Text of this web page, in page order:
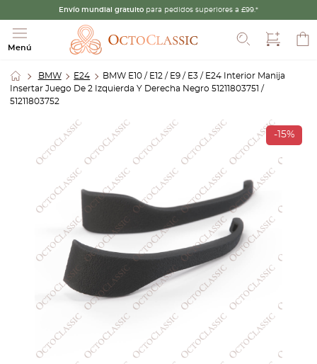
Envío mundial gratuito para pedidos superiores a £99.*
Menú
BMW E24
BMW E10 / E12 / E9 / E3 / E24 Interior Manija
Insertar Juego De 2 Izquierda Y Derecha Negro 51211803751 /
51211803752
-15%